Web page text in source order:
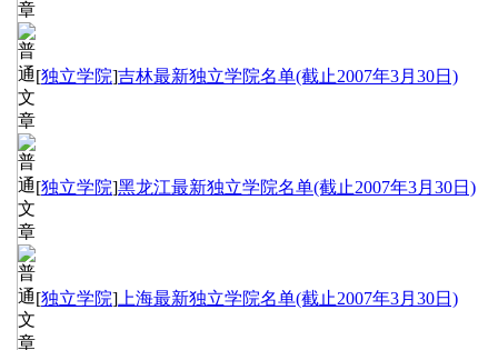
[独立学院]吉林最新独立学院名单(截止2007年3月30日)
[独立学院]黑龙江最新独立学院名单(截止2007年3月30日)
[独立学院] 上海最新独立学院名单(截止2007年3月30日)